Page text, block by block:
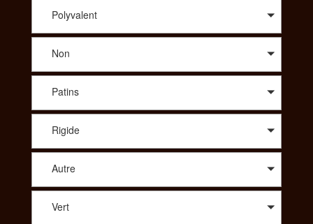
vous propose le meilleur prix. A travers une large sélection de
Terrains : all-mountain, enduro, descente/freeride, fat, dirt. Afin
de vous proposer les meilleurs produits spécialisés vous
pourrez aussi choisir le vélo idéal dans des gammes comme le
Trekking : VTC, Rando/voyage, vélo couché ou bien même
parmi un choix de tandem, de BMX, des vélos pliants, des
vélos de ville ou encore des draisiennes. Pour votre enfant
aussi vous aurez le choix parmi une diversité de vélos. Pour
consulter et trouver le vélo parfait pour votre pratique,
SportAdvice propose différents critères à sélectionner pour
Polyvalent
Non
Patins
Rigide
Autre
Vert